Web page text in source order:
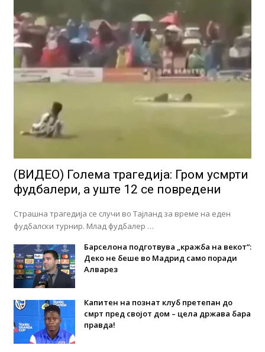
(ВИДЕО) Голема трагедија: Гром усмрти
фудбалери, а уште 12 се повредени
Страшна трагедија се случи во Тајланд за време на еден
фудбалски турнир. Млад фудбалер …
Барселона подготвува „кражба на векот“:
Деко не беше во Мадрид само поради
Алварез
Капитен на познат клуб претепан до
смрт пред својот дом – цела држава бара
правда!